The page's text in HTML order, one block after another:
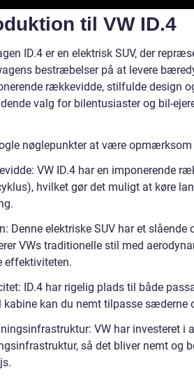
til VW ID.4
ID.4 er en elektrisk SUV, der
bestræbelser på at levere
rækkevidde, stilfulde design
valg for bilentusiaster og bil-
nøglepunkter at være opmærksom
VW ID.4 har en imponerende
hvilket gør det muligt at køre
Denne elektriske SUV har et slående
VWs traditionelle stil med
effektiviteten.
ID.4 har rigelig plads til både
kabine kan du nemt tilpasse sæderne
VW har investeret i
så det bliver nemt og